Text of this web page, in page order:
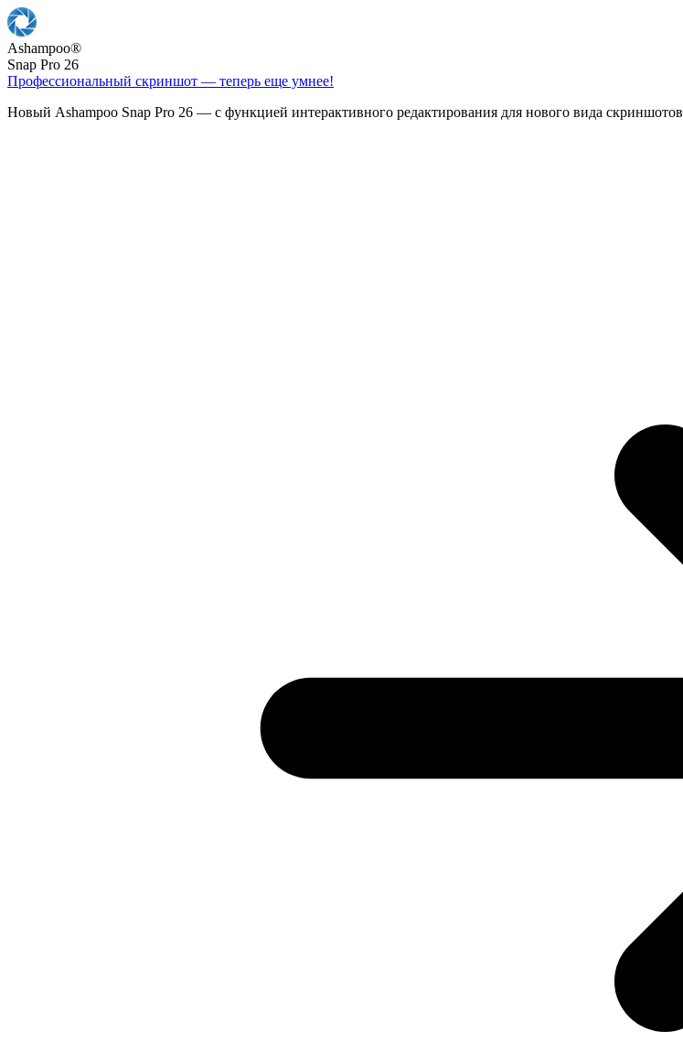
Ashampoo®
Snap Pro 26
Профессиональный скриншот — теперь еще умнее!
Новый Ashampoo Snap Pro 26 — с функцией интерактивного редактирования для нового вида скриншотов